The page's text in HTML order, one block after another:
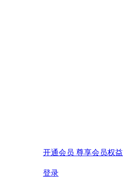
开通会员 尊享会员权益
登录